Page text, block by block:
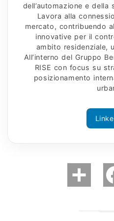
dell’automazione e
Lavora alla
mercato, contribuendo
innovative per il
ambito residenziale,
All’interno del Gruppo
RISE con focus su
posizionamento